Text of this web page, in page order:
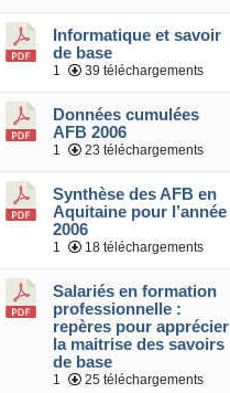
Informatique et savoir
de base
1 39 téléchargements
Données cumulées
AFB 2006
1 23 téléchargements
Synthèse des AFB en
Aquitaine pour l’année
2006
1 18 téléchargements
Salariés en formation
professionnelle :
repères pour apprécier
la maitrise des savoirs
de base
1 25 téléchargements